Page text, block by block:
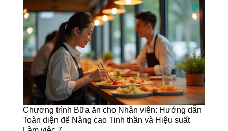
Chương trình Bữa ăn cho Nhân viên: Hướng dẫn
Toàn diện để Nâng cao Tinh thần và Hiệu suất